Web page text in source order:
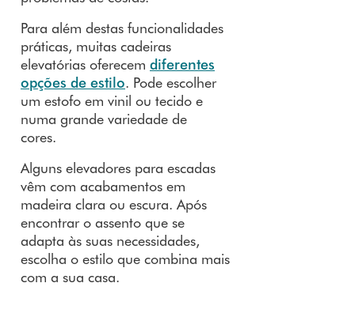
Para além destas funcionalidades
práticas, muitas cadeiras
elevatórias oferecem diferentes
opções de estilo. Pode escolher
um estofo em vinil ou tecido e
numa grande variedade de
cores.
Alguns elevadores para escadas
vêm com acabamentos em
madeira clara ou escura. Após
encontrar o assento que se
adapta às suas necessidades,
escolha o estilo que combina mais
com a sua casa.